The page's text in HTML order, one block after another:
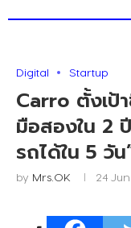
Digital Startup
Carro ตั้งเป้
มือสองใน 2
รถได้ใน 5 วัน
by Mrs.OK 24